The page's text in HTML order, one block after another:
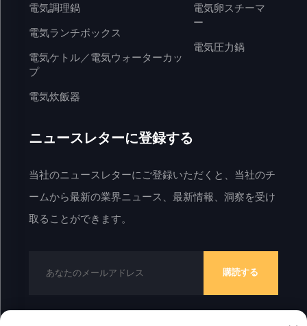
電気調理鍋
電気ランチボックス
電気ケトル／電気ウォーターカッ
プ
電気炊飯器
電気卵スチーマ
ー
電気圧力鍋
ニュースレターに登録する
当社のニュースレターにご登録いただくと、当社のチ
ームから最新の業界ニュース、最新情報、洞察を受け
取ることができます。
購読する